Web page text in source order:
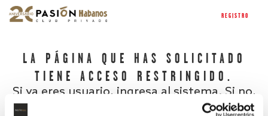
REGISTRO
LA PÁGINA QUE HAS SOLICITADO
TIENE ACCESO RESTRINGIDO.
Si ya eres usuario, ingresa al sistema. Si no,